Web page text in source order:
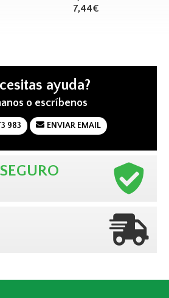
7,44€
ayuda?
o escríbenos
983 ENVIAR EMAIL